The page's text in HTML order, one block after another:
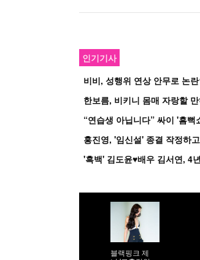
인기기사
비비, 성행위 연상 안무로 논
한보름, 비키니 몸매 자랑할
홍진영, '임신설' 종결 작정하
블랙핑크 제